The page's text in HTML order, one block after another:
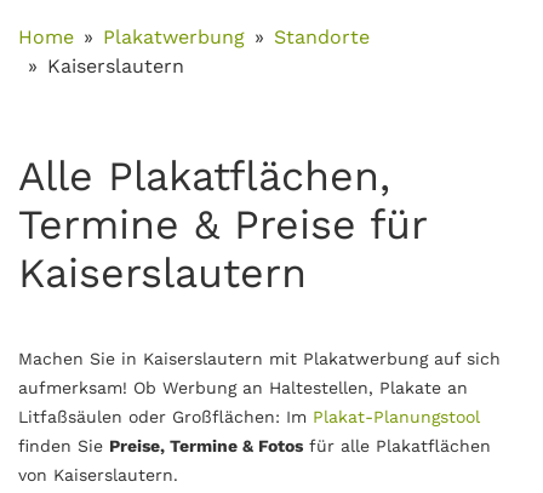
Home Plakatwerbung
Standorte
Kaiserslautern
Alle Plakatflächen,
Termine & Preise für
Kaiserslautern
Machen Sie in Kaiserslautern mit Plakatwerbung auf sich
aufmerksam! Ob Werbung an Haltestellen, Plakate an
Litfaßsäulen oder Großflächen: Im Plakat-Planungstool
finden Sie Preise, Termine & Fotos für alle Plakatflächen
von Kaiserslautern.